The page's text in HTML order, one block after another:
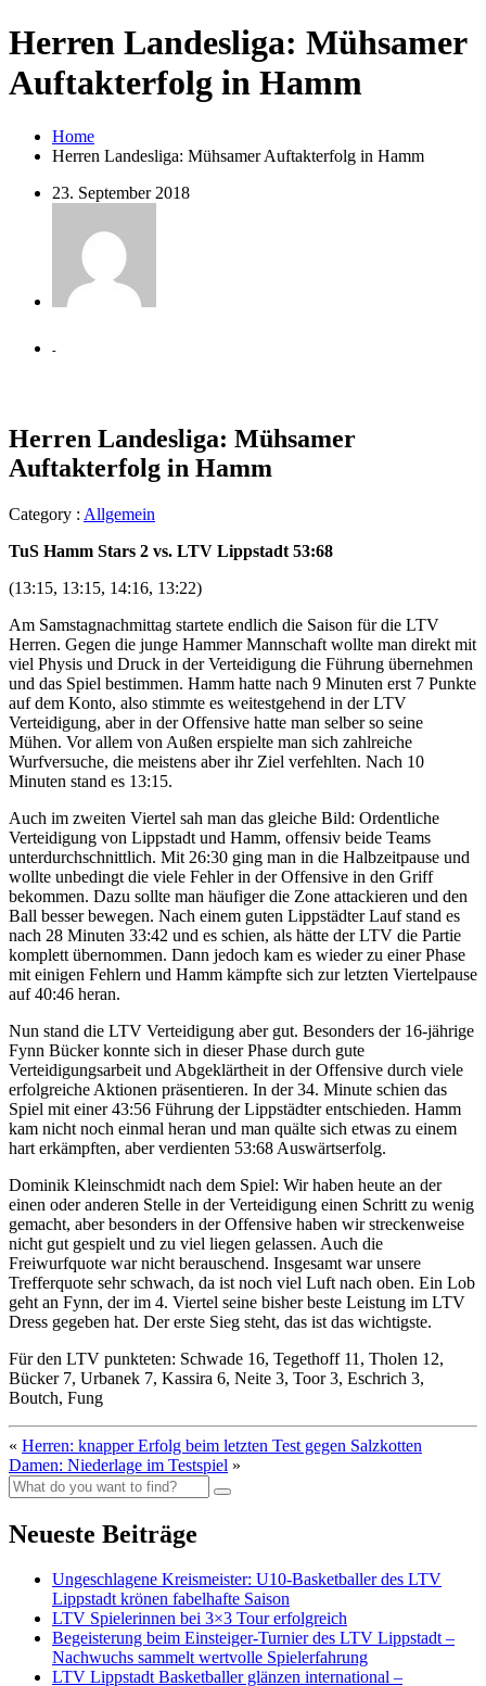
Herren Landesliga: Mühsamer
Auftakterfolg in Hamm
Home
Herren Landesliga: Mühsamer Auftakterfolg in Hamm
23. September 2018
-
Herren Landesliga: Mühsamer
Auftakterfolg in Hamm
Category : Allgemein
TuS Hamm Stars 2 vs. LTV Lippstadt 53:68
(13:15, 13:15, 14:16, 13:22)
Am Samstagnachmittag startete endlich die Saison für die LTV
Herren. Gegen die junge Hammer Mannschaft wollte man direkt mit
viel Physis und Druck in der Verteidigung die Führung übernehmen
und das Spiel bestimmen. Hamm hatte nach 9 Minuten erst 7 Punkte
auf dem Konto, also stimmte es weitestgehend in der LTV
Verteidigung, aber in der Offensive hatte man selber so seine
Mühen. Vor allem von Außen erspielte man sich zahlreiche
Wurfversuche, die meistens aber ihr Ziel verfehlten. Nach 10
Minuten stand es 13:15.
Auch im zweiten Viertel sah man das gleiche Bild: Ordentliche
Verteidigung von Lippstadt und Hamm, offensiv beide Teams
unterdurchschnittlich. Mit 26:30 ging man in die Halbzeitpause und
wollte unbedingt die viele Fehler in der Offensive in den Griff
bekommen. Dazu sollte man häufiger die Zone attackieren und den
Ball besser bewegen. Nach einem guten Lippstädter Lauf stand es
nach 28 Minuten 33:42 und es schien, als hätte der LTV die Partie
komplett übernommen. Dann jedoch kam es wieder zu einer Phase
mit einigen Fehlern und Hamm kämpfte sich zur letzten Viertelpause
auf 40:46 heran.
Nun stand die LTV Verteidigung aber gut. Besonders der 16-jährige
Fynn Bücker konnte sich in dieser Phase durch gute
Verteidigungsarbeit und Abgeklärtheit in der Offensive durch viele
erfolgreiche Aktionen präsentieren. In der 34. Minute schien das
Spiel mit einer 43:56 Führung der Lippstädter entschieden. Hamm
kam nicht noch einmal heran und man quälte sich etwas zu einem
hart erkämpften, aber verdienten 53:68 Auswärtserfolg.
Dominik Kleinschmidt nach dem Spiel: Wir haben heute an der
einen oder anderen Stelle in der Verteidigung einen Schritt zu wenig
gemacht, aber besonders in der Offensive haben wir streckenweise
nicht gut gespielt und zu viel liegen gelassen. Auch die
Freiwurfquote war nicht berauschend. Insgesamt war unsere
Trefferquote sehr schwach, da ist noch viel Luft nach oben. Ein Lob
geht an Fynn, der im 4. Viertel seine bisher beste Leistung im LTV
Dress gegeben hat. Der erste Sieg steht, das ist das wichtigste.
Für den LTV punkteten: Schwade 16, Tegethoff 11, Tholen 12,
Bücker 7, Urbanek 7, Kassira 6, Neite 3, Toor 3, Eschrich 3,
Boutch, Fung
« Herren: knapper Erfolg beim letzten Test gegen Salzkotten
Damen: Niederlage im Testspiel »
Neueste Beiträge
Ungeschlagene Kreismeister: U10-Basketballer des LTV
Lippstadt krönen fabelhafte Saison
LTV Spielerinnen bei 3×3 Tour erfolgreich
Begeisterung beim Einsteiger-Turnier des LTV Lippstadt –
Nachwuchs sammelt wertvolle Spielerfahrung
LTV Lippstadt Basketballer glänzen international –